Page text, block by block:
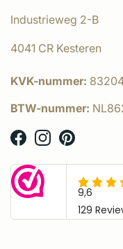
Industrieweg 2-B
4041 CR Kesteren
KVK-nummer:
BTW-nummer: